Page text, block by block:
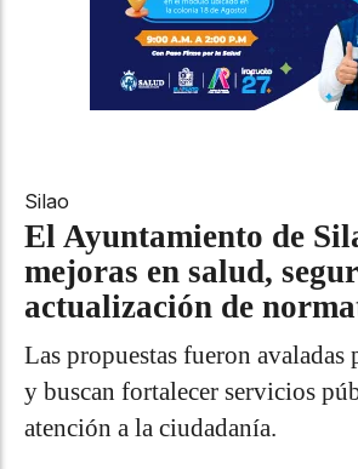
El Ayuntamiento de
mejoras en salud,
actualización de
Las propuestas fueron
y buscan fortalecer servicios
atención a la ciudadanía.
Silao